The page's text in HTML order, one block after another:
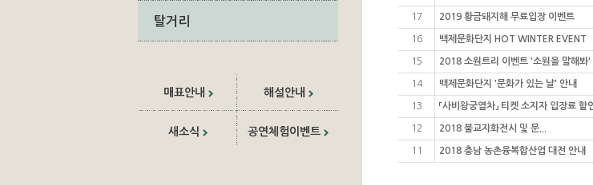
탈거리
매표안내 해설안내
새소식 공연체험이벤트
17 2019 황금돼지해 무료입장 이벤트
16 백제문화단지 HOT WINTER EVENT
15 2018 소원트리 이벤트 '소원을 말해봐'
14 백제문화단지 '문화가 있는 날' 안내
13 「사비왕궁열차」 티켓 소지자 입장료 할
12 2018 불교지화전시 및 문...
11 2018 충남 농촌융복합산업 대전 안내